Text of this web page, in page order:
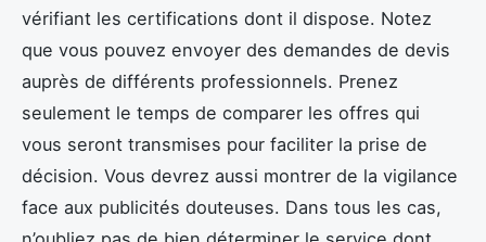
vérifiant les certifications dont il dispose. Notez
que vous pouvez envoyer des demandes de devis
auprès de différents professionnels. Prenez
seulement le temps de comparer les offres qui
vous seront transmises pour faciliter la prise de
décision. Vous devrez aussi montrer de la vigilance
face aux publicités douteuses. Dans tous les cas,